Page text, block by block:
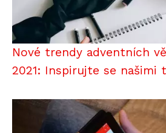
Nové trendy adventních
2021: Inspirujte se našimi